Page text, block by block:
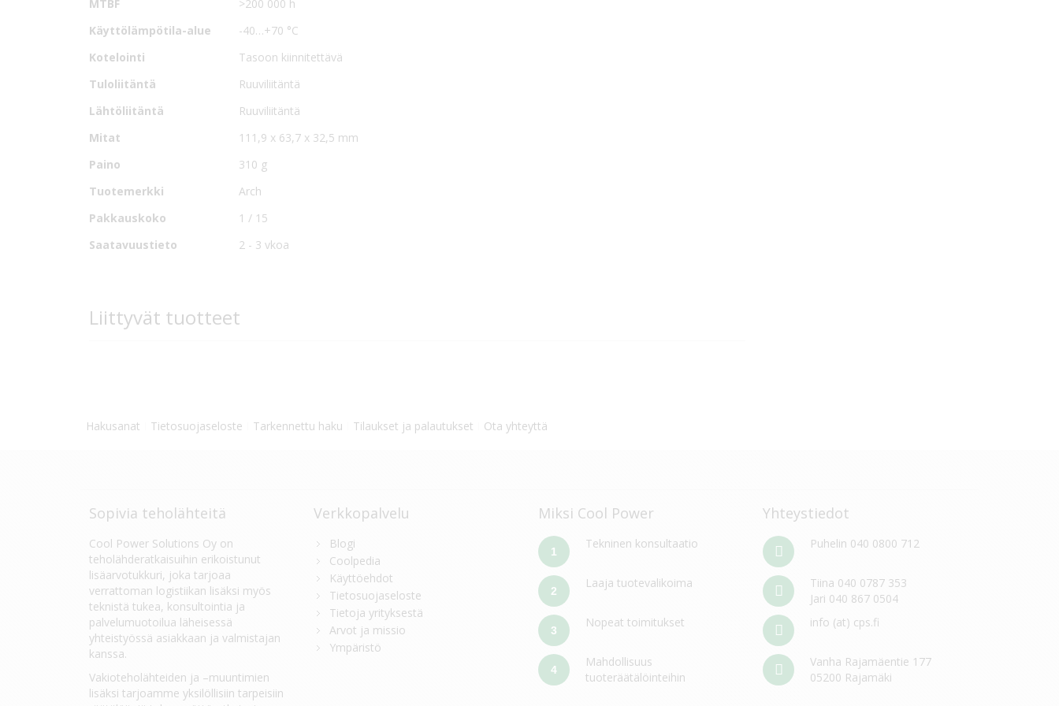
A2-mallit: Tulo: riviliitin Lähtö: riviliitin
A5-mallit: Tulo: ruuviliitäntä Lähtö: ruuviliitäntä
Lisävarusteena saatavilla on asennuspohjaan soveltuva DIN-kiskokiinnike.
MTBF
>200 000 h
Käyttölämpötila-alue
-40…+70 °C
Kotelointi
Tasoon kiinnitettävä
Tuloliitäntä
Ruuviliitäntä
Lähtöliitäntä
Ruuviliitäntä
Mitat
111,9 x 63,7 x 32,5 mm
Paino
310 g
Tuotemerkki
Arch
Pakkauskoko
1 / 15
Saatavuustieto
2 - 3 vkoa
Liittyvät tuotteet
Hakusanat Tietosuojaseloste Tarkennettu haku Tilaukset ja palautukset Ota yhteyttä
Sopivia teholähteitä
Cool Power Solutions Oy on
teholähderatkaisuihin erikoistunut
lisäarvotukkuri, joka tarjoaa
verrattoman logistiikan lisäksi myös
teknistä tukea, konsultointia ja
palvelumuotoilua läheisessä
yhteistyössä asiakkaan ja valmistajan
kanssa.
Vakioteholähteiden ja –muuntimien
lisäksi tarjoamme yksilöllisiin tarpeisiin
Verkkopalvelu
Blogi
Coolpedia
Käyttöehdot
Tietosuojaseloste
Tietoja yrityksestä
Arvot ja missio
Ympäristö
Miksi Cool Power
1
Tekninen konsultaatio
2
Laaja tuotevalikoima
3
Nopeat toimitukset
4
Mahdollisuus
tuoteräätälöinteihin
Yhteystiedot
Puhelin 040 0800 712
Tiina 040 0787 353
Jari 040 867 0504
info (at) cps.fi
Vanha Rajamäentie 177
05200 Rajamäki